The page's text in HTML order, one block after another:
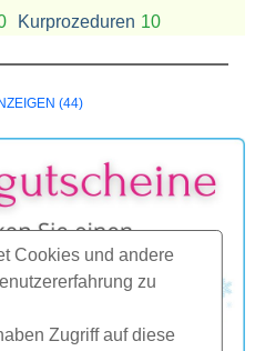
Cookies und andere
zu
Zugriff auf diese
Kurprozeduren 10
(44)